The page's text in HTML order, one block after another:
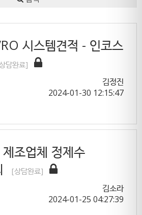
시스템견적 - 인코스
담완료]
김정진
2024-01-30 12:15:47
조업체 정제수
[상담완료]
김소라
2024-01-25 04:27:39